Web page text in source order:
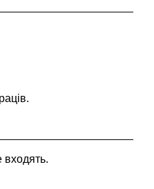
входять.